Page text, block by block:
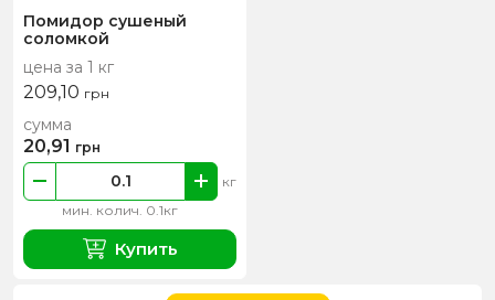
Помидор сушеный
соломкой
цена за 1 кг
209,10 грн
мин. колич. 0.1кг
кг
сумма
20,91 грн
Купить